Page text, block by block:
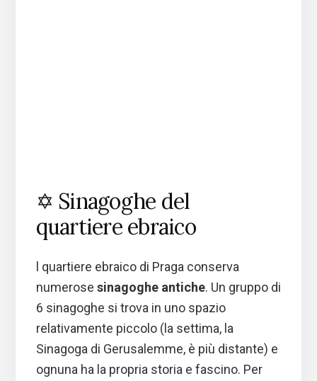
✡️ Sinagoghe del
quartiere ebraico
l quartiere ebraico di Praga conserva
numerose sinagoghe antiche. Un gruppo di
6 sinagoghe si trova in uno spazio
relativamente piccolo (la settima, la
Sinagoga di Gerusalemme, è più distante) e
ognuna ha la propria storia e fascino. Per